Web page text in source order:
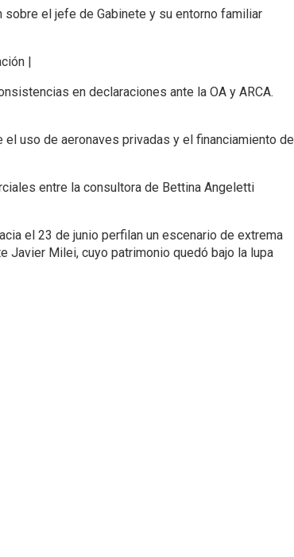
el jefe de Gabinete y su entorno familiar
|
en declaraciones ante la OA y ARCA.
uso de aeronaves privadas y el financiamiento de
entre la consultora de Bettina Angeletti
el 23 de junio perfilan un escenario de extrema
Javier Milei, cuyo patrimonio quedó bajo la lupa